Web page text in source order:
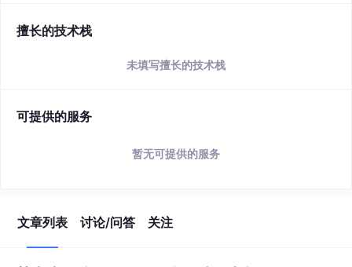
擅长的技术栈
未填写擅长的技术栈
可提供的服务
暂无可提供的服务
文章列表 讨论/问答 关注